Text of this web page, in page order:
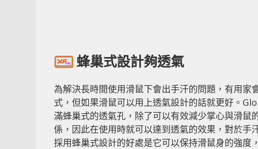
蜂巢式設計夠透氣
為解決長時間使用滑鼠下會出手汗的問題，有用
式，但如果滑鼠可以用上透氣設計的話就更好。
滿蜂巢式的透氣孔，除了可以有效減少掌心與滑
係，因此在使用時就可以達到透氣的效果，對於
採用蜂巢式設計的好處是它可以保持滑鼠身的強度